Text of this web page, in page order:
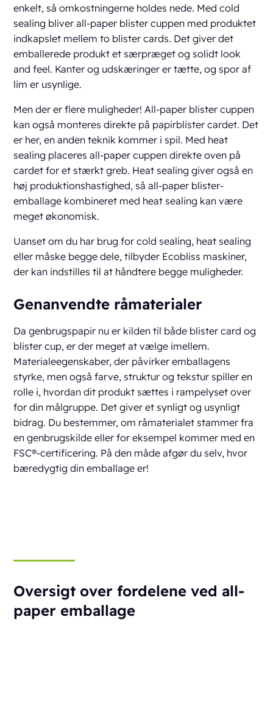
enkelt, så omkostningerne holdes nede. Med cold
sealing bliver all-paper blister cuppen med produktet
indkapslet mellem to blister cards. Det giver det
emballerede produkt et særpræget og solidt look
and feel. Kanter og udskæringer er tætte, og spor af
lim er usynlige.
Men der er flere muligheder! All-paper blister cuppen
kan også monteres direkte på papirblister cardet. Det
er her, en anden teknik kommer i spil. Med heat
sealing placeres all-paper cuppen direkte oven på
cardet for et stærkt greb. Heat sealing giver også en
høj produktionshastighed, så all-paper blister-
emballage kombineret med heat sealing kan være
meget økonomisk.
Uanset om du har brug for cold sealing, heat sealing
eller måske begge dele, tilbyder Ecobliss maskiner,
der kan indstilles til at håndtere begge muligheder.
Genanvendte råmaterialer
Da genbrugspapir nu er kilden til både blister card og
blister cup, er der meget at vælge imellem.
Materialeegenskaber, der påvirker emballagens
styrke, men også farve, struktur og tekstur spiller en
rolle i, hvordan dit produkt sættes i rampelyset over
for din målgruppe. Det giver et synligt og usynligt
bidrag. Du bestemmer, om råmaterialet stammer fra
en genbrugskilde eller for eksempel kommer med en
FSC®-certificering. På den måde afgør du selv, hvor
bæredygtig din emballage er!
Oversigt over fordelene ved all-
paper emballage